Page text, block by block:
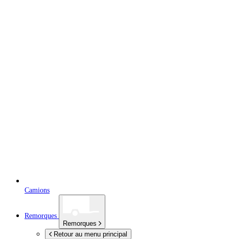
Camions
Remorques
Remorques
Retour au menu principal